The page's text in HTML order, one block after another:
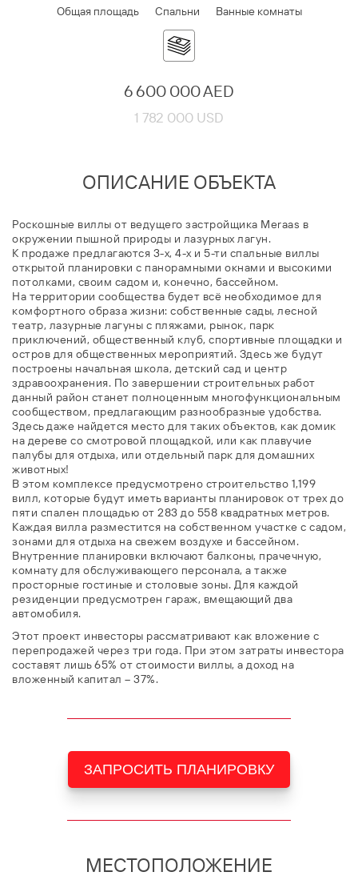
Общая площадь Спальни Ванные комнаты
6 600 000 AED
1 782 000 USD
ОПИСАНИЕ ОБЪЕКТА
Роскошные виллы от ведущего застройщика Meraas в
окружении пышной природы и лазурных лагун.
К продаже предлагаются 3-х, 4-х и 5-ти спальные виллы
открытой планировки с панорамными окнами и высокими
потолками, своим садом и, конечно, бассейном.
На территории сообщества будет всё необходимое для
комфортного образа жизни: собственные сады, лесной
театр, лазурные лагуны с пляжами, рынок, парк
приключений, общественный клуб, спортивные площадки и
остров для общественных мероприятий. Здесь же будут
построены начальная школа, детский сад и центр
здравоохранения. По завершении строительных работ
данный район станет полноценным многофункциональным
сообществом, предлагающим разнообразные удобства.
Здесь даже найдется место для таких объектов, как домик
на дереве со смотровой площадкой, или как плавучие
палубы для отдыха, или отдельный парк для домашних
животных!
В этом комплексе предусмотрено строительство 1,199
вилл, которые будут иметь варианты планировок от трех до
пяти спален площадью от 283 до 558 квадратных метров.
Каждая вилла разместится на собственном участке с садом,
зонами для отдыха на свежем воздухе и бассейном.
Внутренние планировки включают балконы, прачечную,
комнату для обслуживающего персонала, а также
просторные гостиные и столовые зоны. Для каждой
резиденции предусмотрен гараж, вмещающий два
автомобиля.
Этот проект инвесторы рассматривают как вложение с
перепродажей через три года. При этом затраты инвестора
составят лишь 65% от стоимости виллы, а доход на
вложенный капитал – 37%.
ЗАПРОСИТЬ ПЛАНИРОВКУ
МЕСТОПОЛОЖЕНИЕ